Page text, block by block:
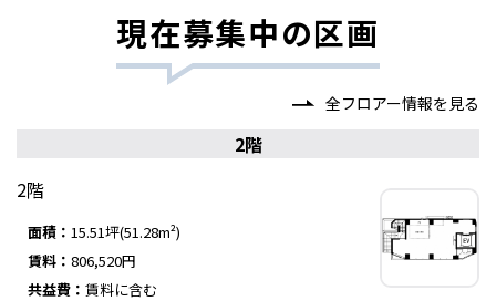
現在募集中の区画
全フロアー情報を見る
2階
2階
面積： 15.51坪(51.28m²)
賃料： 806,520円
共益費： 賃料に含む